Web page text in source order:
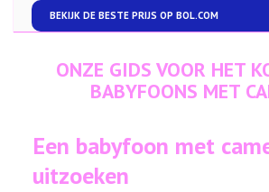
BEKIJK DE BESTE PRIJS OP BOL.COM
ONZE GIDS VOOR HET
BABYFOONS MET
Een babyfoon met
uitzoeken